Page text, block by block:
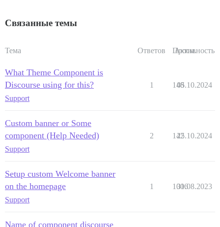
Связанные темы
Тема Ответов Просм.
Активность
What Theme Component is
Discourse using for this?
Support
1 148
05.10.2024
Custom banner or Some
component (Help Needed)
Support
2 142
25.10.2024
Setup custom Welcome banner
on the homepage
Support
1 1006
31.08.2023
Name of component discourse